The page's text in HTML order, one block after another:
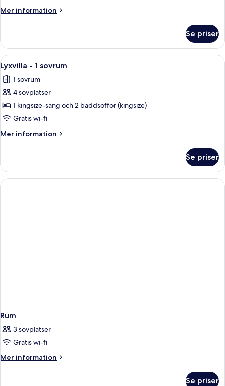
Mer information
Mer
-
sovrum
Se priser
Öppna
alla
foton
för
Lyxvilla
-
1
sovrum
Ett modernt hus med ett sluttande
18
Lyxvilla - 1 sovrum
1 sovrum
4 sovplatser
1 kingsize-säng och 2 bäddsoffor (kingsize)
Gratis wi-fi
Mer information
Mer
-
sovrum
Se priser
Rum
3 sovplatser
Gratis wi-fi
Mer information
Mer
Se priser